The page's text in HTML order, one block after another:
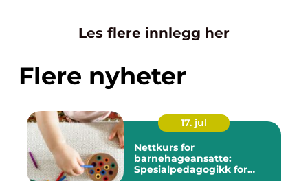
Les flere innlegg her
Flere nyheter
17. jul
Nettkurs for
barnehageansatte:
Spesialpedagogikk for